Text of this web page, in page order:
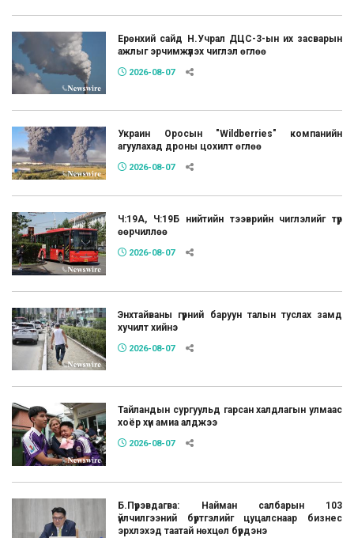
Ерөнхий сайд Н.Учрал ДЦС-3-ын их засварын
ажлыг эрчимжүүлэх чиглэл өглөө
2026-08-07
Украин Оросын "Wildberries" компанийн
агуулахад дроны цохилт өглөө
2026-08-07
Ч:19А, Ч:19Б нийтийн тээврийн чиглэлийг түр
өөрчиллөө
2026-08-07
Энхтайваны гүүрний баруун талын туслах замд
хучилт хийнэ
2026-08-07
Тайландын сургуульд гарсан халдлагын улмаас
хоёр хүн амиа алджээ
2026-08-07
Б.Пүрэвдагва: Найман салбарын 103
үйлчилгээний бүртгэлийг цуцалснаар бизнес
эрхлэхэд таатай нөхцөл бүрдэнэ